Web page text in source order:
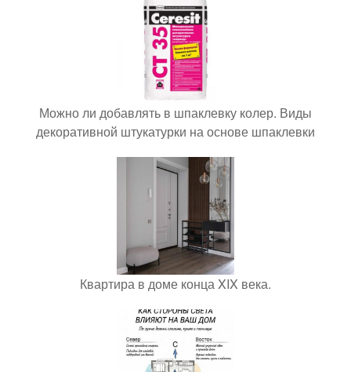
Можно ли добавлять в шпаклевку колер. Виды
декоративной штукатурки на основе шпаклевки
Квартира в доме конца XIX века.